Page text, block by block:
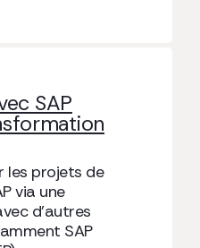
SAP
les projets de
via une
d’autres
SAP